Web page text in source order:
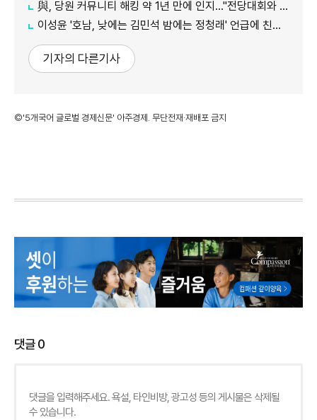
與, 당원 커뮤니티 해킹 약 1년 만에 인지…"전당대회와 무관"
이성윤 '호남, 낮에는 김민석 밤에는 정청래' 언급에 친명계 반발…"한심한 수준"
기자의 다른기사
©'5개국어 글로벌 경제신문' 아주경제. 무단전재·재배포 금지
댓글0